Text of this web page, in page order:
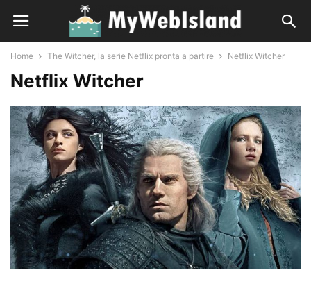
Home The Witcher, la serie Netflix pronta a partire Netflix Witcher
Netflix Witcher